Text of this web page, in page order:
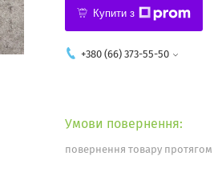
Купити з
+380 (66) 373-55-50
повернення товару протягом